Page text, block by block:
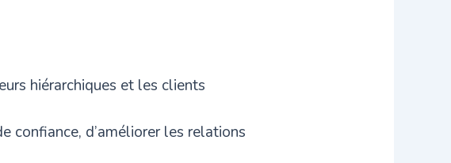
hiérarchiques et les clients
confiance, d’améliorer les relations